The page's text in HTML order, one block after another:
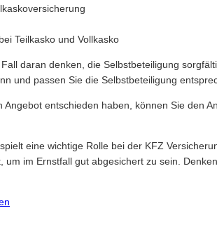
Teilkasko und Vollkasko
daran denken, die Selbstbeteiligung
und passen Sie die Selbstbeteiligung
Angebot entschieden haben, können Sie den
eine wichtige Rolle bei der KFZ
um im Ernstfall gut abgesichert zu sein.